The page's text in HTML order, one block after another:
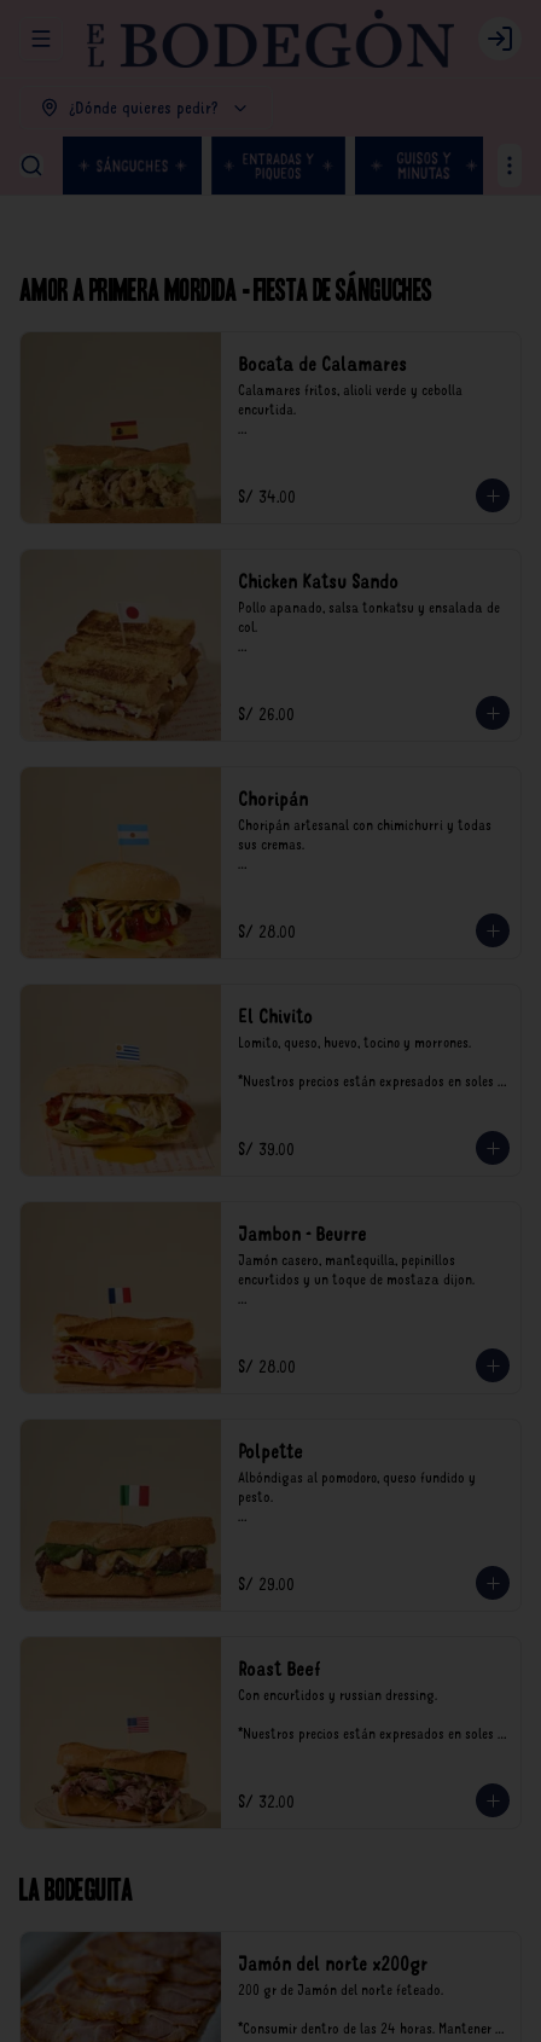
Abrir menu de navegación Login
¿Dónde quieres pedir?
Amor a primera mordida - Fiesta de Sánguches
Bocata de Calamares
Calamares fritos, alioli verde y cebolla
encurtida.
consumo.
S/ 34.00
Chicken Katsu Sando
Pollo apanado, salsa tonkatsu y ensalada de
col.
consumo.
S/ 26.00
Choripán
Choripán artesanal con chimichurri y todas
sus cremas.
consumo.
S/ 28.00
El Chivito
Lomito, queso, huevo, tocino y morrones.
*Nuestros precios están expresados en soles e
S/ 39.00
Jambon - Beurre
Jamón casero, mantequilla, pepinillos
encurtidos y un toque de mostaza dijon.
consumo.
S/ 28.00
Polpette
Albóndigas al pomodoro, queso fundido y
pesto.
consumo.
S/ 29.00
Roast Beef
Con encurtidos y russian dressing.
*Nuestros precios están expresados en soles e
S/ 32.00
La Bodeguita
Jamón del norte x200gr
200 gr de Jamón del norte feteado.
*Consumir dentro de las 24 horas. Mantener